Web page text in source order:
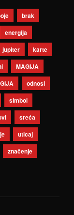
brak
energija
jupiter
karte
MAGIJA
odnosi
simbol
sreća
uticaj
značenje